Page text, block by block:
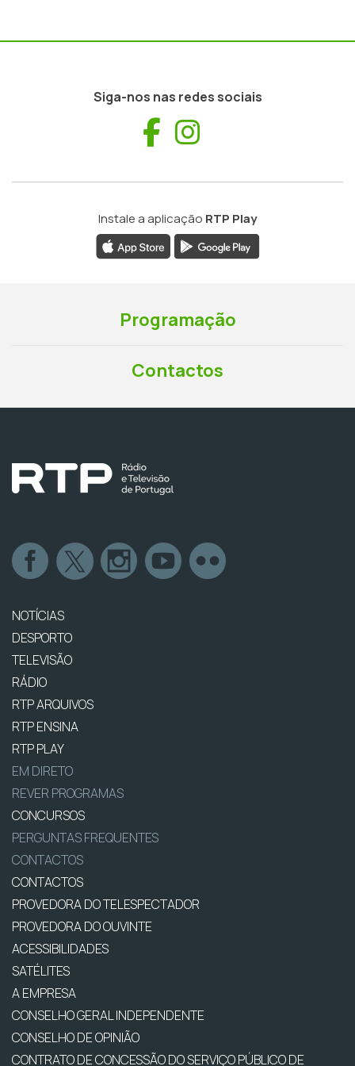
Siga-nos nas redes sociais
Facebook
Instale a aplicação RTP Play
Programação
Contactos
NOTÍCIAS
DESPORTO
TELEVISÃO
RÁDIO
RTP ARQUIVOS
RTP ENSINA
RTP PLAY
EM DIRETO
REVER PROGRAMAS
CONCURSOS
PERGUNTAS FREQUENTES
CONTACTOS
CONTACTOS
PROVEDORA DO TELESPECTADOR
PROVEDORA DO OUVINTE
ACESSIBILIDADES
SATÉLITES
A EMPRESA
CONSELHO GERAL INDEPENDENTE
CONSELHO DE OPINIÃO
CONTRATO DE CONCESSÃO DO SERVIÇO PÚBLICO DE